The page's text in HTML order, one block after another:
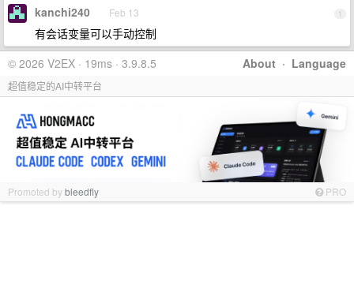
1
kanchi240 Feb 13
有会话变量可以手动控制
About · Language
© 2026 V2EX · 19ms · 3.9.8.5
超值稳定的AI中转平台
Promoted bybleedfly PRO